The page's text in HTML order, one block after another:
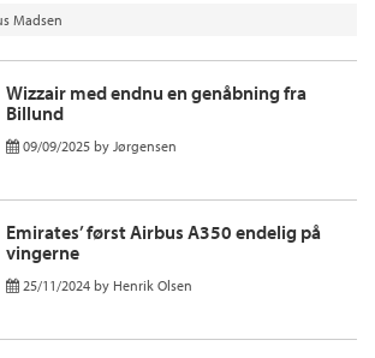
Madsen
Wizzair med endnu en genåbning fra
Billund
09/09/2025 by Jørgensen
Emirates’ først Airbus A350 endelig på
vingerne
25/11/2024 by Henrik Olsen